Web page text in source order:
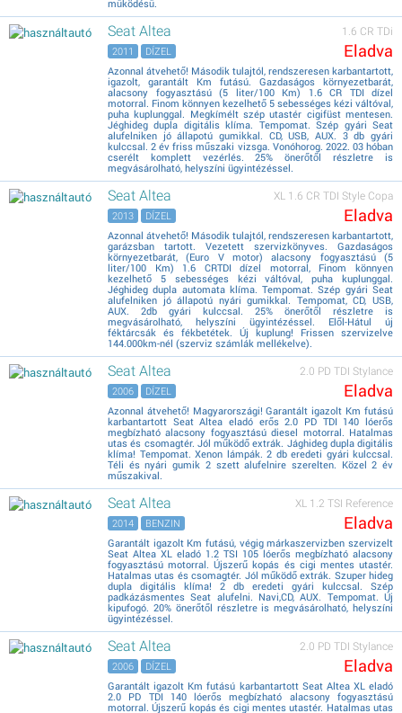
működésű.
Seat Altea 1.6 CR TDi
Eladva
2011 DÍZEL
Azonnal átvehető! Második tulajtól, rendszeresen karbantartott,
igazolt, garantált Km futású. Gazdaságos környezetbarát,
alacsony fogyasztású (5 liter/100 Km) 1.6 CR TDI dízel
motorral. Finom könnyen kezelhető 5 sebességes kézi váltóval,
puha kuplunggal. Megkímélt szép utastér cigifüst mentesen.
Jéghideg dupla digitális klíma. Tempomat. Szép gyári Seat
alufelniken jó állapotú gumikkal. CD, USB, AUX. 3 db gyári
kulccsal. 2 év friss műszaki vizsga. Vonóhorog. 2022. 03 hóban
cserélt komplett vezérlés. 25% önerőtől részletre is
megvásárolható, helyszíni ügyintézéssel.
Seat Altea XL 1.6 CR TDI Style Copa
Eladva
2013 DÍZEL
Azonnal átvehető! Második tulajtól, rendszeresen karbantartott,
garázsban tartott. Vezetett szervizkönyves. Gazdaságos
környezetbarát, (Euro V motor) alacsony fogyasztású (5
liter/100 Km) 1.6 CRTDI dízel motorral, Finom könnyen
kezelhető 5 sebességes kézi váltóval, puha kuplunggal.
Jéghideg dupla automata klíma. Tempomat. Szép gyári Seat
alufelniken jó állapotú nyári gumikkal. Tempomat, CD, USB,
AUX. 2db gyári kulccsal. 25% önerőtől részletre is
megvásárolható, helyszíni ügyintézéssel. Elől-Hátul új
féktárcsák és fékbetétek. Új kuplung! Frissen szervizelve
144.000km-nél (szerviz számlák mellékelve).
Seat Altea 2.0 PD TDI Stylance
Eladva
2006 DÍZEL
Azonnal átvehető! Magyarországi! Garantált igazolt Km futású
karbantartott Seat Altea eladó erős 2.0 PD TDI 140 lóerős
megbízható alacsony fogyasztású diesel motorral. Hatalmas
utas és csomagtér. Jól működő extrák. Jághideg dupla digitális
klíma! Tempomat. Xenon lámpák. 2 db eredeti gyári kulccsal.
Téli és nyári gumik 2 szett alufelnire szerelten. Közel 2 év
műszakival.
Seat Altea XL 1.2 TSI Reference
Eladva
2014 BENZIN
Garantált igazolt Km futású, végig márkaszervizben szervizelt
Seat Altea XL eladó 1.2 TSI 105 lóerős megbízható alacsony
fogyasztású motorral. Újszerű kopás és cigi mentes utastér.
Hatalmas utas és csomagtér. Jól működő extrák. Szuper hideg
dupla digitális klíma! 2 db eredeti gyári kulccsal. Szép
padkázásmentes Seat alufelni. Navi,CD, AUX. Tempomat. Új
kipufogó. 20% önerőtől részletre is megvásárolható, helyszíni
ügyintézéssel.
Seat Altea 2.0 PD TDI Stylance
Eladva
2006 DÍZEL
Garantált igazolt Km futású karbantartott Seat Altea XL eladó
2.0 PD TDI 140 lóerős megbízható alacsony fogyasztású
motorral. Újszerű kopás és cigi mentes utastér. Hatalmas utas